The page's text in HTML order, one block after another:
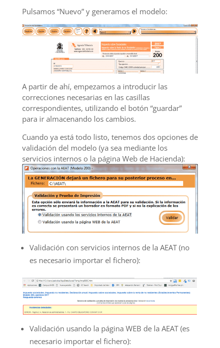
Pulsamos “Nuevo” y generamos el modelo:
A partir de ahí, empezamos a introducir las
correcciones necesarias en las casillas
correspondientes, utilizando el botón “guardar”
para ir almacenando los cambios.
Cuando ya está todo listo, tenemos dos opciones de
validación del modelo (ya sea mediante los
servicios internos o la página Web de Hacienda):
Validación con servicios internos de la AEAT (no
es necesario importar el fichero):
Validación usando la página WEB de la AEAT (es
necesario importar el fichero):